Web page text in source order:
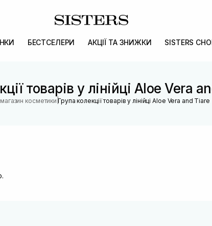
БЕСТСЕЛЕРИ АКЦІЇ ТА ЗНИЖКИ SISTERS
товарів у лінійці Aloe Vera
косметики |Група колекції товарів у лінійці Aloe Vera and Tiare